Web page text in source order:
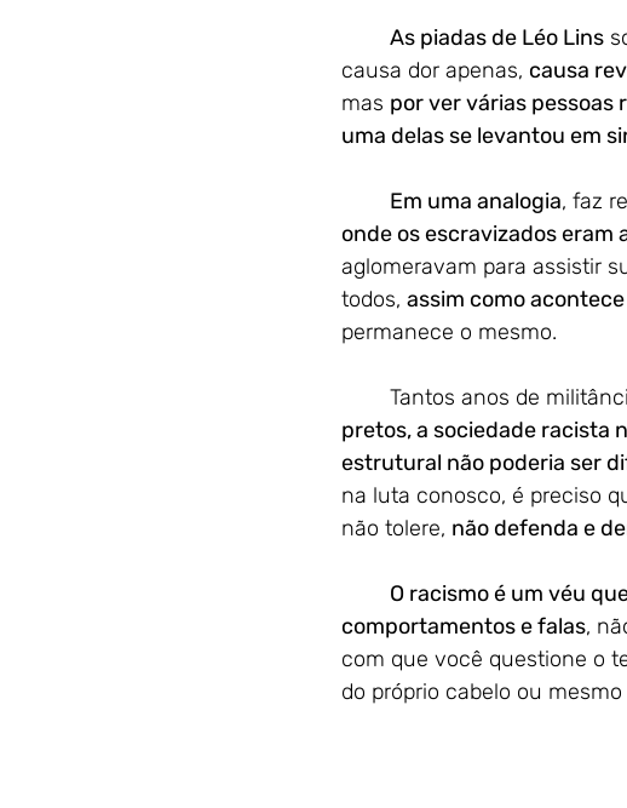
As piadas de Léo Lins
causa dor apenas, causa
mas por ver várias pessoas
uma delas se levantou em
Em uma analogia, faz
onde os escravizados eram
aglomeravam para assistir
todos, assim como
permanece o mesmo.
Tantos anos de
pretos, a sociedade racista
estrutural não poderia ser
na luta conosco, é preciso
não tolere, não defenda e
O racismo é um véu
comportamentos e falas,
com que você questione o
do próprio cabelo ou